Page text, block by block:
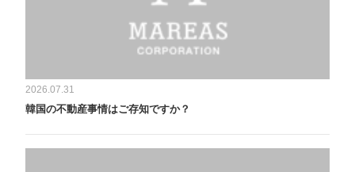
2026.07.31
韓国の不動産事情はご存知ですか？